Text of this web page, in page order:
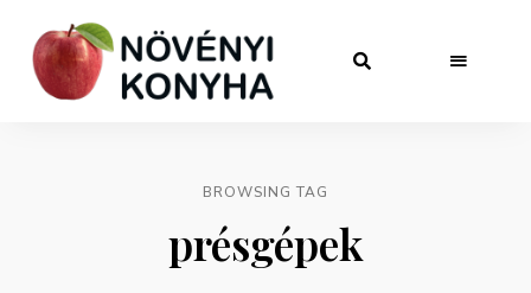
BROWSING TAG
présgépek